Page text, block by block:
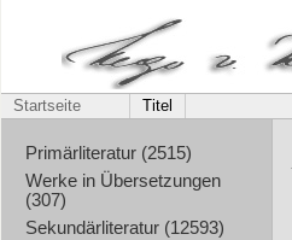
Startseite Titel
Primärliteratur (2515)
Werke in Übersetzungen
(307)
Sekundärliteratur (12593)